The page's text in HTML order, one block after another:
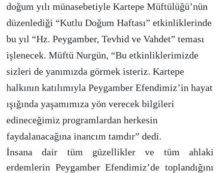
doğum yılı münasebetiyle Kartepe Müftülüğü’nün
düzenlediği “Kutlu Doğum Haftası” etkinliklerinde
bu yıl “Hz. Peygamber, Tevhid ve Vahdet” teması
işlenecek. Müftü Nurgün, “Bu etkinliklerimizde
sizleri de yanımızda görmek isteriz. Kartepe
halkının katılımıyla Peygamber Efendimiz’in hayat
ışığında yaşamımıza yön verecek bilgileri
edineceğimiz programlardan herkesin
faydalanacağına inancım tamdır” dedi.
İnsana dair tüm güzellikler ve tüm ahlaki
erdemlerin Peygamber Efendimiz’de toplandığını